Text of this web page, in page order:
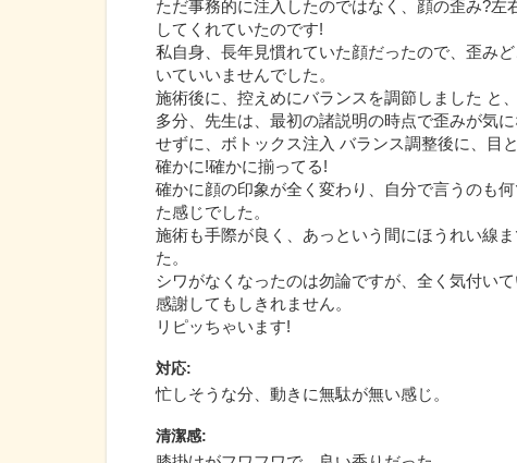
ただ事務的に注入したのではなく、顔の歪み?
してくれていたのです!
私自身、長年見慣れていた顔だったので、歪み
いていいませんでした。
施術後に、控えめにバランスを調節しました と
多分、先生は、最初の諸説明の時点で歪みが気
せずに、ボトックス注入 バランス調整後に、目
確かに!確かに揃ってる!
確かに顔の印象が全く変わり、自分で言うのも
た感じでした。
施術も手際が良く、あっという間にほうれい線
た。
シワがなくなったのは勿論ですが、全く気付い
感謝してもしきれません。
リピッちゃいます!
対応:
忙しそうな分、動きに無駄が無い感じ。
清潔感: